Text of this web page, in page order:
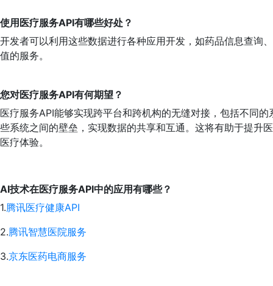
使用医疗服务API有哪些好处？
开发者可以利用这些数据进行各种应用开发，如药品信息查询
值的服务。
您对医疗服务API有何期望？
医疗服务API能够实现跨平台和跨机构的无缝对接，包括不同
些系统之间的壁垒，实现数据的共享和互通。这将有助于提升
医疗体验。
AI技术在医疗服务API中的应用有哪些？
1.腾讯医疗健康API
2.腾讯智慧医院服务
3.京东医药电商服务